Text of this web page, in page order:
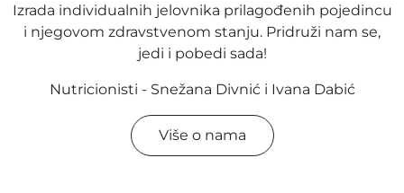
Izrada individualnih jelovnika prilagođenih pojedincu
i njegovom zdravstvenom stanju. Pridruži nam se,
jedi i pobedi sada!
Nutricionisti - Snežana Divnić i Ivana Dabić
Više o nama